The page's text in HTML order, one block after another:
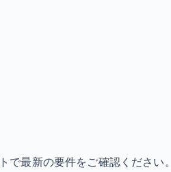
最新の要件をご確認ください。